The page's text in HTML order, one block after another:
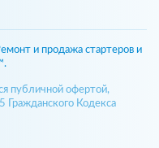
и продажа стартеров и
публичной офертой,
Кодекса